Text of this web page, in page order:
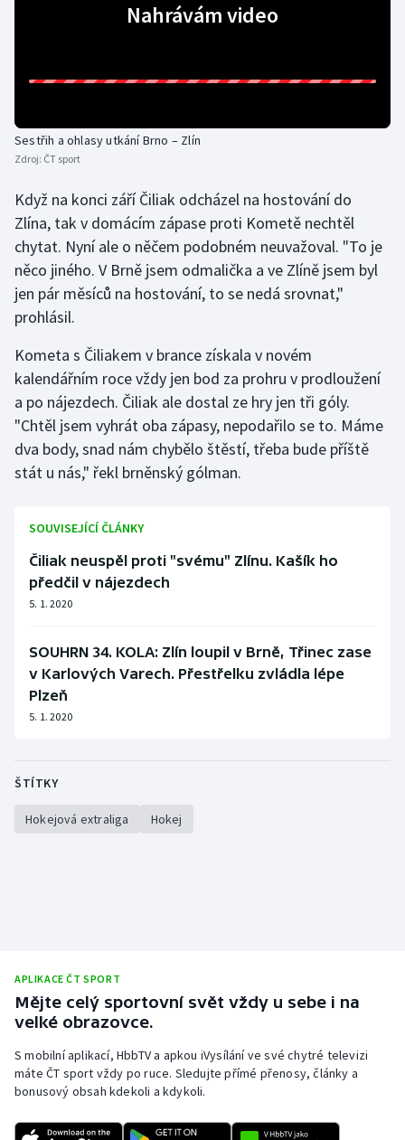
Ragby
Rychlobruslení
Rychlostní kanoistika
Short track
Sportovní střelba
Stolní tenis
Triatlon
Veslování
Ostatní
Nahrávám video
Sestřih a ohlasy utkání Brno – Zlín
Zdroj: ČT sport
Když na konci září Čiliak odcházel na hostování do
Zlína, tak v domácím zápase proti Kometě nechtěl
chytat. Nyní ale o něčem podobném neuvažoval. "To je
něco jiného. V Brně jsem odmalička a ve Zlíně jsem byl
jen pár měsíců na hostování, to se nedá srovnat,"
prohlásil.
Kometa s Čiliakem v brance získala v novém
kalendářním roce vždy jen bod za prohru v prodloužení
a po nájezdech. Čiliak ale dostal ze hry jen tři góly.
"Chtěl jsem vyhrát oba zápasy, nepodařilo se to. Máme
dva body, snad nám chybělo štěstí, třeba bude příště
stát u nás," řekl brněnský gólman.
SOUVISEJÍCÍ ČLÁNKY
Čiliak neuspěl proti "svému" Zlínu. Kašík ho
předčil v nájezdech
5. 1. 2020
SOUHRN 34. KOLA: Zlín loupil v Brně, Třinec zase
v Karlových Varech. Přestřelku zvládla lépe
Plzeň
5. 1. 2020
ŠTÍTKY
Hokejová extraliga Hokej
APLIKACE ČT SPORT
Mějte celý sportovní svět vždy u sebe i na
velké obrazovce.
S mobilní aplikací, HbbTV a apkou iVysílání ve své chytré televizi
máte ČT sport vždy po ruce. Sledujte přímé přenosy, články a
bonusový obsah kdekoli a kdykoli.